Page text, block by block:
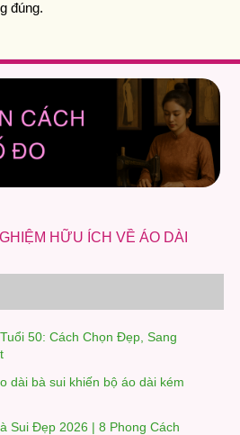
đúng.
HỮU ÍCH VỀ ÁO DÀI
50: Cách Chọn Đẹp, Sang
dài bà sui khiến bộ áo dài kém
Sui Đẹp 2026 | 8 Phong Cách